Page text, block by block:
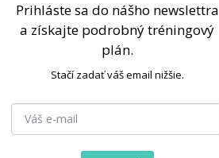
(0)
položke.
Prihláste sa do nášho newslettra
a získajte podrobný tréningový
plán.
Stačí zadať váš email nižšie.